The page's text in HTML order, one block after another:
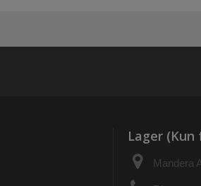
Lager
Mandera